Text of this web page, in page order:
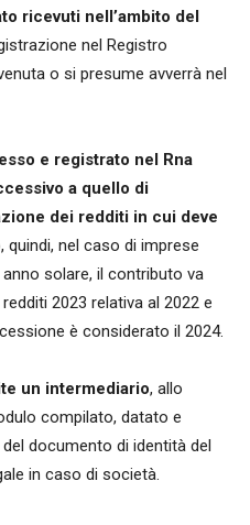
ricevuti nell’ambito del
nel Registro
o si presume avverrà nel
e registrato nel Rna
a quello di
dei redditi in cui deve
, quindi, nel caso di imprese
solare, il contributo va
2023 relativa al 2022 e
è considerato il 2024.
un intermediario, allo
compilato, datato e
documento di identità del
in caso di società.